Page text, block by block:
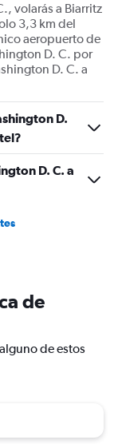
volarás a Biarritz
3,3 km del
aeropuerto de
D. C. por
D. C. a
D.
D. C. a
de
de estos